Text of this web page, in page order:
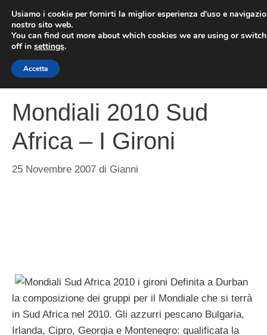
contenuto
Mondiali 2010 Sud
Africa – I Gironi
25 Novembre 2007 di Gianni
Definita a Durban
la composizione dei gruppi per il Mondiale che si terrà
in Sud Africa nel 2010. Gli azzurri pescano Bulgaria,
Irlanda, Cipro, Georgia e Montenegro: qualificata la
Usiamo i cookie per fornirti la miglior esperienza d'uso e
nostro sito web.
You can find out more about which cookies we are using or
off in settings.
Accetta